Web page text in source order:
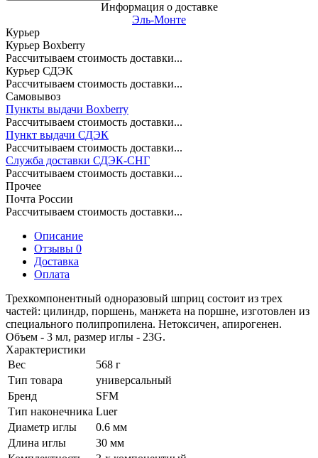
Информация о доставке
Эль-Монте
Курьер
Курьер Boxberry
Рассчитываем стоимость доставки...
Курьер СДЭК
Рассчитываем стоимость доставки...
Самовывоз
Пункты выдачи Boxberry
Рассчитываем стоимость доставки...
Пункт выдачи СДЭК
Рассчитываем стоимость доставки...
Служба доставки СДЭК-СНГ
Рассчитываем стоимость доставки...
Прочее
Почта России
Рассчитываем стоимость доставки...
Описание
Отзывы 0
Доставка
Оплата
Трехкомпонентный одноразовый шприц состоит из трех
частей: цилиндр, поршень, манжета на поршне, изготовлен из
специального полипропилена. Нетоксичен, апирогенен.
Объем - 3 мл, размер иглы - 23G.
Характеристики
Вес
568 г
Тип товара
универсальный
Бренд
SFM
Тип наконечника Luer
Диаметр иглы
0.6 мм
Длина иглы
30 мм